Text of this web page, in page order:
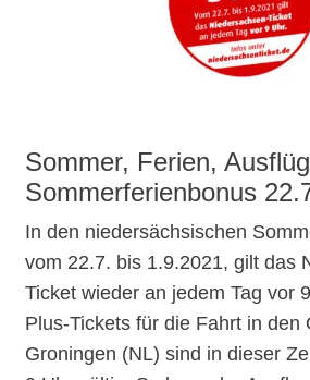
Sommer, Ferien,
Sommerferienbonus
In den niedersächsischen
vom 22.7. bis 1.9.2021, gilt das
Ticket wieder an jedem Tag vor
Plus-Tickets für die Fahrt in den
Groningen (NL) sind in dieser